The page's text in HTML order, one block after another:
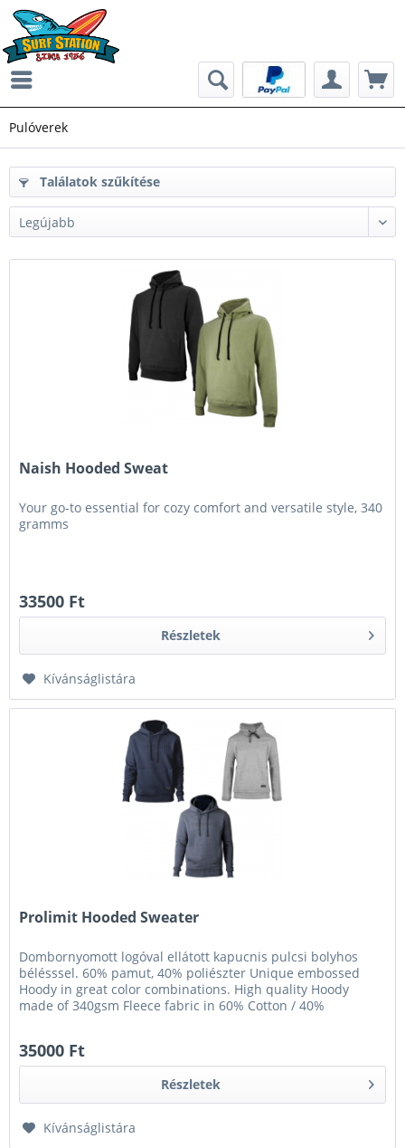
Pulóverek
Találatok szűkítése
Naish Hooded Sweat
Your go-to essential for cozy comfort and versatile style, 340
gramms
33500 Ft
Részletek
Kívánságlistára
Prolimit Hooded Sweater
Dombornyomott logóval ellátott kapucnis pulcsi bolyhos
bélésssel. 60% pamut, 40% poliészter Unique embossed
Hoody in great color combinations. High quality Hoody
made of 340gsm Fleece fabric in 60% Cotton / 40%
35000 Ft
Részletek
Kívánságlistára